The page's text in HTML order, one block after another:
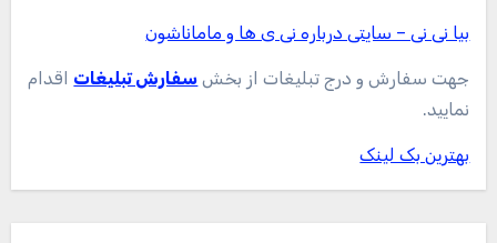
بیا نی نی – سایتی درباره نی ی ها و ماماناشون
جهت سفارش و درج تبلیغات از بخش سفارش تبلیغات اقدام
نمایید.
بهترین بک لینک